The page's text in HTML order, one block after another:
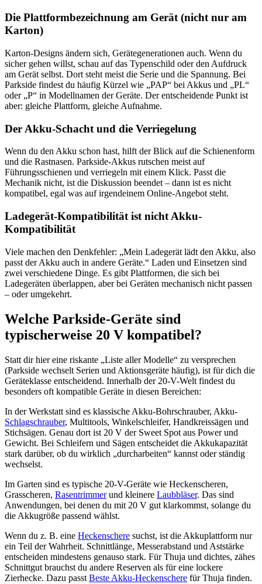
Die Plattformbezeichnung am Gerät (nicht nur am
Karton)
Karton-Designs ändern sich, Gerätegenerationen auch. Wenn du
sicher gehen willst, schau auf das Typenschild oder den Aufdruck
am Gerät selbst. Dort steht meist die Serie und die Spannung. Bei
Parkside findest du häufig Kürzel wie „PAP“ bei Akkus und „PL“
oder „P“ in Modellnamen der Geräte. Der entscheidende Punkt ist
aber: gleiche Plattform, gleiche Aufnahme.
Der Akku-Schacht und die Verriegelung
Wenn du den Akku schon hast, hilft der Blick auf die Schienenform
und die Rastnasen. Parkside-Akkus rutschen meist auf
Führungsschienen und verriegeln mit einem Klick. Passt die
Mechanik nicht, ist die Diskussion beendet – dann ist es nicht
kompatibel, egal was auf irgendeinem Online-Angebot steht.
Ladegerät-Kompatibilität ist nicht Akku-
Kompatibilität
Viele machen den Denkfehler: „Mein Ladegerät lädt den Akku, also
passt der Akku auch in andere Geräte.“ Laden und Einsetzen sind
zwei verschiedene Dinge. Es gibt Plattformen, die sich bei
Ladegeräten überlappen, aber bei Geräten mechanisch nicht passen
– oder umgekehrt.
Welche Parkside-Geräte sind
typischerweise 20 V kompatibel?
Statt dir hier eine riskante „Liste aller Modelle“ zu versprechen
(Parkside wechselt Serien und Aktionsgeräte häufig), ist für dich die
Geräteklasse entscheidend. Innerhalb der 20-V-Welt findest du
besonders oft kompatible Geräte in diesen Bereichen:
In der Werkstatt sind es klassische Akku-Bohrschrauber, Akku-
Schlagschrauber, Multitools, Winkelschleifer, Handkreissägen und
Stichsägen. Genau dort ist 20 V der Sweet Spot aus Power und
Gewicht. Bei Schleifern und Sägen entscheidet die Akkukapazität
stark darüber, ob du wirklich „durcharbeiten“ kannst oder ständig
wechselst.
Im Garten sind es typische 20-V-Geräte wie Heckenscheren,
Grasscheren, Rasentrimmerund kleinere Laubbläser. Das sind
Anwendungen, bei denen du mit 20 V gut klarkommst, solange du
die Akkugröße passend wählst.
Wenn du z. B. eine Heckenschere suchst, ist die Akkuplattform nur
ein Teil der Wahrheit. Schnittlänge, Messerabstand und Aststärke
entscheiden mindestens genauso stark. Für Thuja und dichtes, zähes
Schnittgut brauchst du andere Reserven als für eine lockere
Zierhecke. Dazu passt Beste Akku-Heckenschere für Thuja finden.